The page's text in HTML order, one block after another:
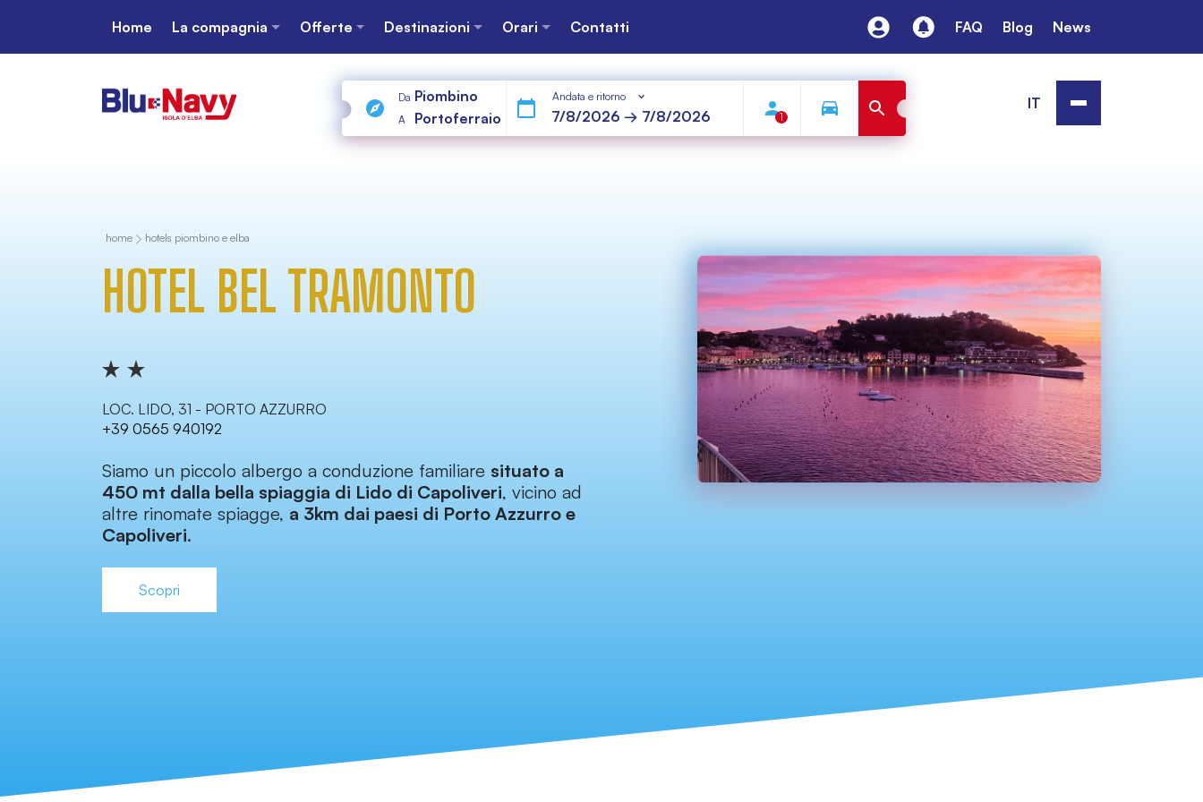
Home La compagnia Offerte Destinazioni Orari Contatti FAQ Blog News
Da Piombino
A Portoferraio
Andata e ritorno
1
IT
home hotels piombino e elba
HOTEL BEL TRAMONTO
LOC. LIDO, 31 - PORTO AZZURRO
+39 0565 940192
Siamo un piccolo albergo a conduzione familiare situato a
450 mt dalla bella spiaggia di Lido di Capoliveri, vicino ad
altre rinomate spiagge, a 3km dai paesi di Porto Azzurro e
Capoliveri.
Scopri